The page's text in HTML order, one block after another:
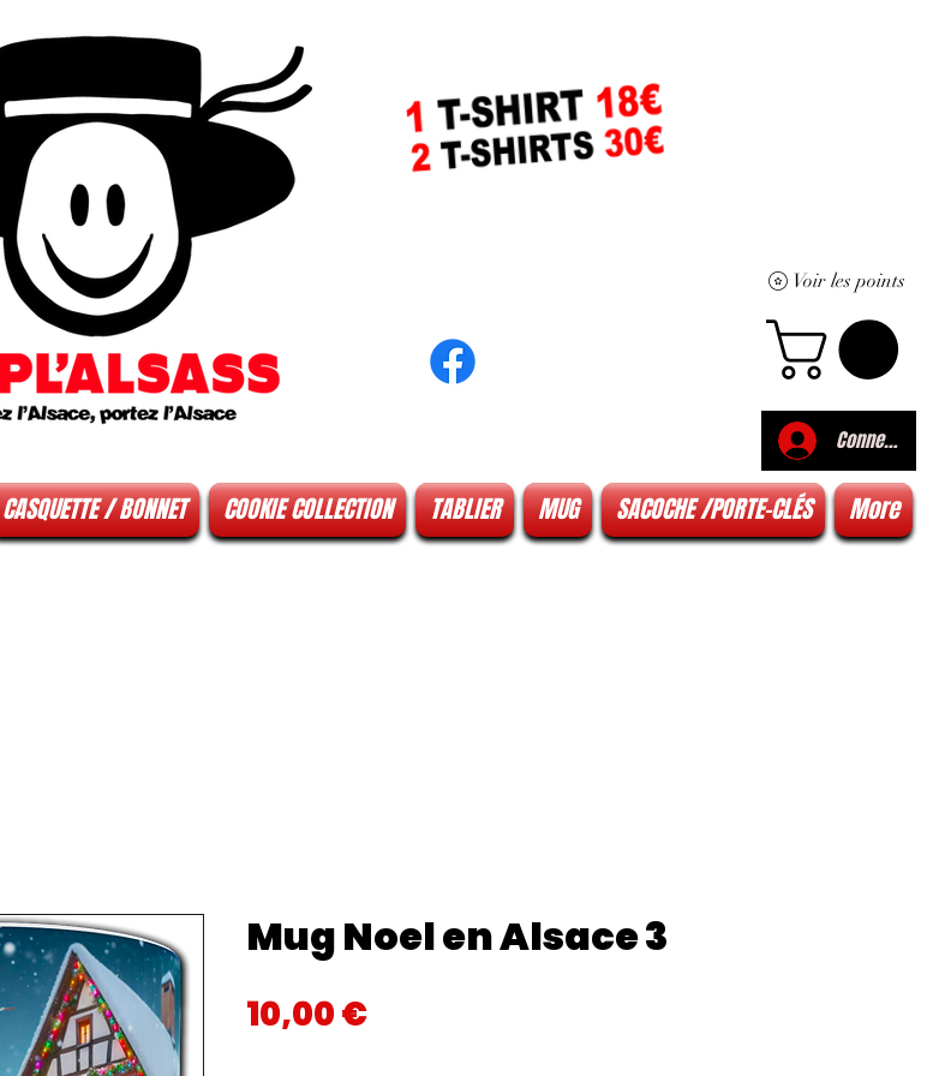
Voir les points
Connexion
CASQUETTE / BONNET COOKIE COLLECTION TABLIER MUG SACOCHE /PORTE-CLÉS More
Mug Noel en Alsace 3
10,00 €Prix